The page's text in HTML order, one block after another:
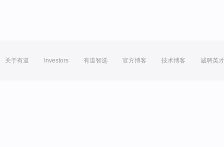
关于有道 Investors 有道智选 官方博客 技术博客 诚聘英才